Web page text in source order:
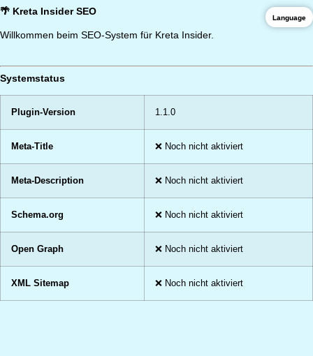
🌴 Kreta Insider SEO
Willkommen beim SEO-System für Kreta Insider.
Systemstatus
Plugin-Version 1.1.0
Meta-Title ❌ Noch nicht aktiviert
Meta-Description ❌ Noch nicht aktiviert
Schema.org ❌ Noch nicht aktiviert
Open Graph ❌ Noch nicht aktiviert
XML Sitemap ❌ Noch nicht aktiviert
Language